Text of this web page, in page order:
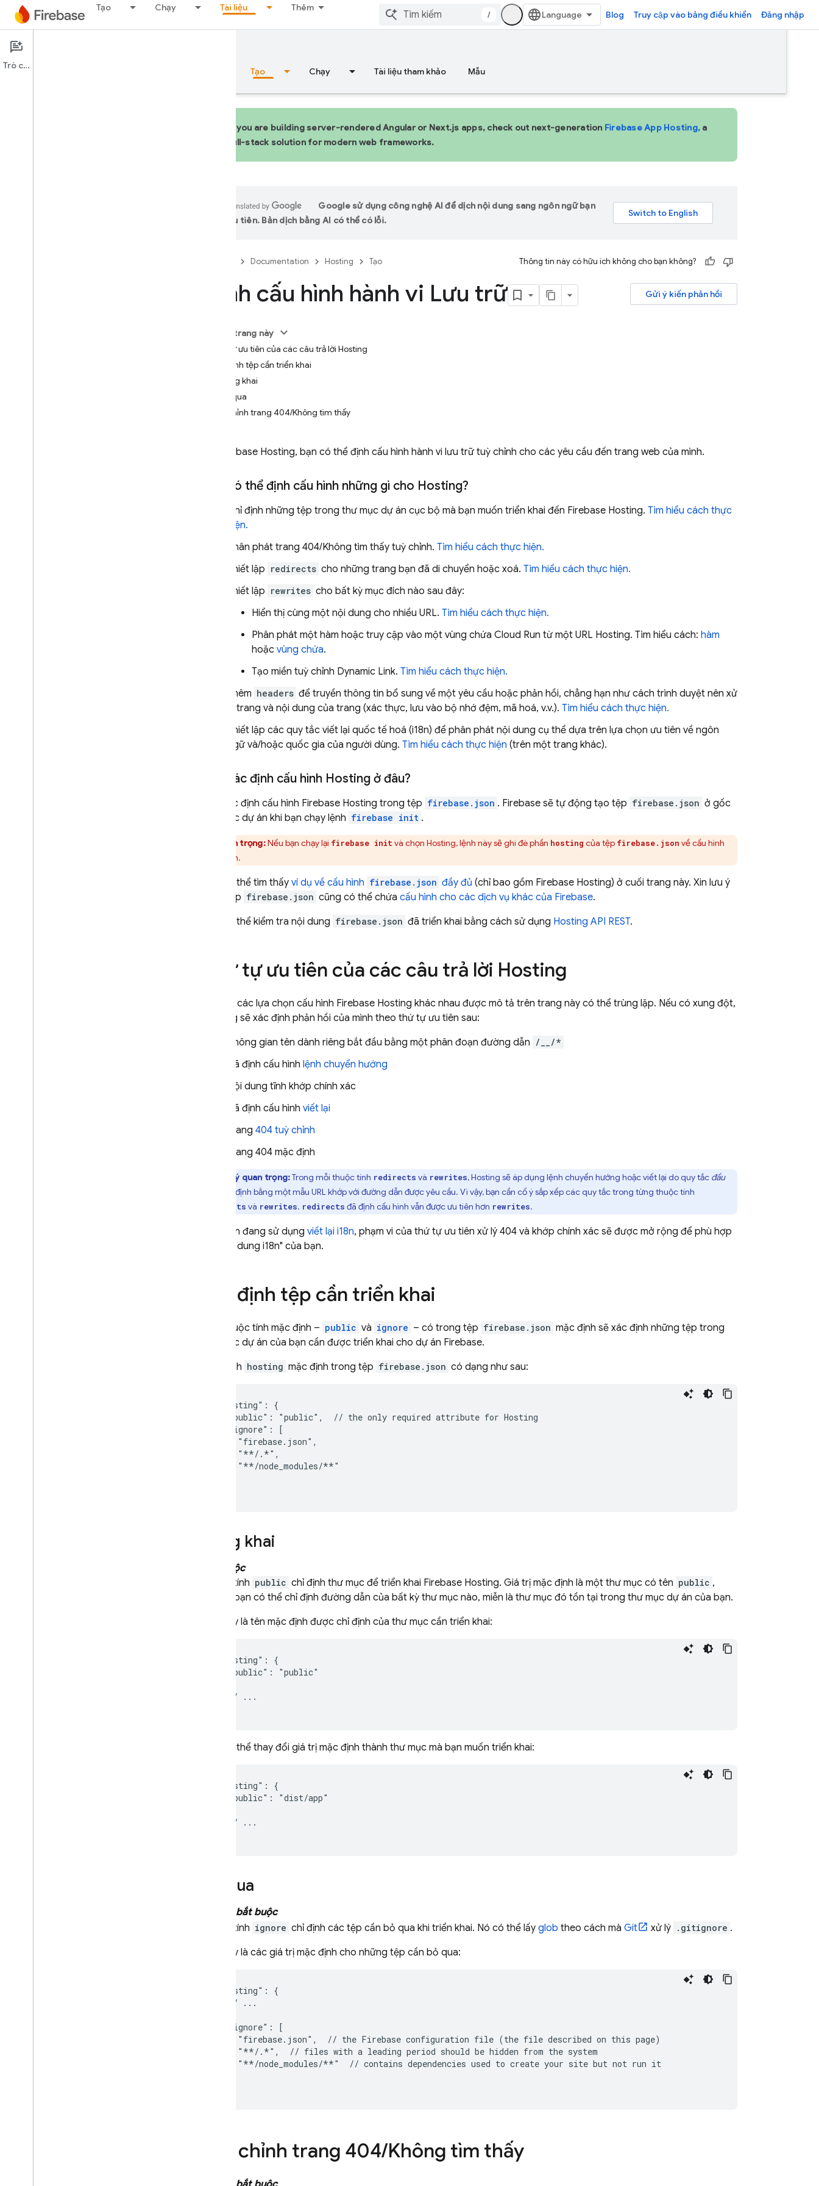
Tạo Chạy Tài liệu Thêm
/ Blog Truy cập vào bảng điều khiển Đăng nhập
Documentation
Tổng quan Tạo Chạy Tài liệu tham khảo Mẫu
If you are building server-rendered Angular or Next.js apps, check out next-generation Firebase App Hosting, a
full-stack solution for modern web frameworks.
Google sử dụng công nghệ AI để dịch nội dung sang ngôn ngữ bạn
ưu tiên. Bản dịch bằng AI có thể có lỗi.
Documentation Hosting Tạo Thông tin này có hữu ích không cho bạn không?
Gửi ý kiến phản hồi
Định cấu hình hành vi Lưu trữ
Trên trang này
Thứ tự ưu tiên của các câu trả lời Hosting
Chỉ định tệp cần triển khai
công khai
bỏ qua
Tuỳ chỉnh trang 404/Không tìm thấy
Firebase Hosting, bạn có thể định cấu hình hành vi lưu trữ tuỳ chỉnh cho các yêu cầu đến trang web của mình.
Bạn có thể định cấu hình những gì cho Hosting?
Chỉ định những tệp trong thư mục dự án cục bộ mà bạn muốn triển khai đến Firebase Hosting. Tìm hiểu cách thực
hiện.
Phân phát trang 404/Không tìm thấy tuỳ chỉnh. Tìm hiểu cách thực hiện.
Thiết lập redirects cho những trang bạn đã di chuyển hoặc xoá. Tìm hiểu cách thực hiện.
Thiết lập rewrites cho bất kỳ mục đích nào sau đây:
Hiển thị cùng một nội dung cho nhiều URL. Tìm hiểu cách thực hiện.
Phân phát một hàm hoặc truy cập vào một vùng chứa Cloud Run từ một URL Hosting. Tìm hiểu cách: hàm
hoặc vùng chứa.
Tạo miền tuỳ chỉnh Dynamic Link. Tìm hiểu cách thực hiện.
Thêm headers để truyền thông tin bổ sung về một yêu cầu hoặc phản hồi, chẳng hạn như cách trình duyệt nên xử
lý trang và nội dung của trang (xác thực, lưu vào bộ nhớ đệm, mã hoá, v.v.). Tìm hiểu cách thực hiện.
Thiết lập các quy tắc viết lại quốc tế hoá (i18n) để phân phát nội dung cụ thể dựa trên lựa chọn ưu tiên về ngôn
ngữ và/hoặc quốc gia của người dùng. Tìm hiểu cách thực hiện (trên một trang khác).
Bạn xác định cấu hình Hosting ở đâu?
Bạn xác định cấu hình Firebase Hosting trong tệp firebase.json . Firebase sẽ tự động tạo tệp firebase.json ở gốc
thư mục dự án khi bạn chạy lệnh firebase init .
Thận trọng:Nếu bạn chạy lại firebase initvà chọn Hosting, lệnh này sẽ ghi đè phần hosting của tệp firebase.json về cấu hình
mặc định.
Bạn có thể tìm thấy ví dụ về cấu hình firebase.json đầy đủ (chỉ bao gồm Firebase Hosting) ở cuối trang này. Xin lưu ý
rằng tệp firebase.json cũng có thể chứa cấu hình cho các dịch vụ khác của Firebase.
Bạn có thể kiểm tra nội dung firebase.json đã triển khai bằng cách sử dụng Hosting API REST.
Thứ tự ưu tiên của các câu trả lời Hosting
Đôi khi, các lựa chọn cấu hình Firebase Hosting khác nhau được mô tả trên trang này có thể trùng lặp. Nếu có xung đột,
Hosting sẽ xác định phản hồi của mình theo thứ tự ưu tiên sau:
Không gian tên dành riêng bắt đầu bằng một phân đoạn đường dẫn /__/*
Đã định cấu hình lệnh chuyển hướng
Nội dung tĩnh khớp chính xác
Đã định cấu hình viết lại
Trang 404 tuỳ chỉnh
Trang 404 mặc định
Lưu ý quan trọng:Trong mỗi thuộc tính redirects và rewrites,Hosting sẽ áp dụng lệnh chuyển hướng hoặc viết lại do quy tắc đầu
xác định bằng một mẫu URL khớp với đường dẫn được yêu cầu. Vì vậy, bạn cần cố ý sắp xếp các quy tắc trong từng thuộc tính
redirects và rewrites. redirects đã định cấu hình vẫn được ưu tiên hơn rewrites.
Nếu bạn đang sử dụng viết lại i18n, phạm vi của thứ tự ưu tiên xử lý 404 và khớp chính xác sẽ được mở rộng để phù hợp
với "nội dung i18n" của bạn.
Chỉ định tệp cần triển khai
Các thuộc tính mặc định – public và ignore – có trong tệp firebase.json mặc định sẽ xác định những tệp trong
thư mục dự án của bạn cần được triển khai cho dự án Firebase.
Cấu hình hosting mặc định trong tệp firebase.json có dạng như sau:
"hosting": {
  "public": "public",  // the only required attribute for
Hosting
  "ignore": [
    "firebase.json",
    "**/.*",
    "**/node_modules/**"
công khai
Bắt buộc
Thuộc tính public chỉ định thư mục để triển khai Firebase Hosting. Giá trị mặc định là một thư mục có tên public ,
nhưng bạn có thể chỉ định đường dẫn của bất kỳ thư mục nào, miễn là thư mục đó tồn tại trong thư mục dự án của bạn.
Sau đây là tên mặc định được chỉ định của thư mục cần triển khai:
"hosting": {
  "public": "public"
  // ...
Bạn có thể thay đổi giá trị mặc định thành thư mục mà bạn muốn triển khai:
"hosting": {
  "public": "dist/app"
  // ...
bỏ qua
Không bắt buộc
Thuộc tính ignore chỉ định các tệp cần bỏ qua khi triển khai. Nó có thể lấy glob theo cách mà Git xử lý .gitignore .
Sau đây là các giá trị mặc định cho những tệp cần bỏ qua:
"hosting": {
  // ...
  "ignore": [
    "firebase.json",  // the Firebase configuration file (the file described on this page)
    "**/.*",  // files with a leading period should be hidden from the system
    "**/node_modules/**"  // contains dependencies used to create your site but not run it
Tuỳ chỉnh trang 404/Không tìm thấy
Trò chuyện